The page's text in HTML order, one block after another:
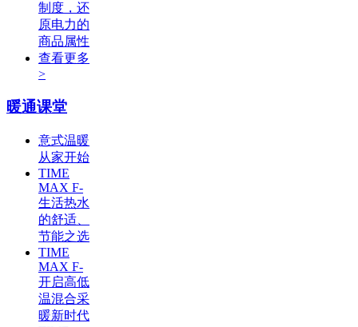
制度，还
原电力的
商品属性
查看更多
>
暖通课堂
意式温暖
从家开始
TIME
MAX F-
生活热水
的舒适、
节能之选
TIME
MAX F-
开启高低
温混合采
暖新时代